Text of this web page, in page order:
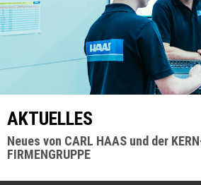
AKTUELLES
Neues von CARL HAAS und der
FIRMENGRUPPE